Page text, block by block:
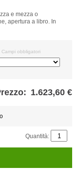
e mezza o
apertura a libro. In
Campi obbligatori
1.623,60 €
Quantità: